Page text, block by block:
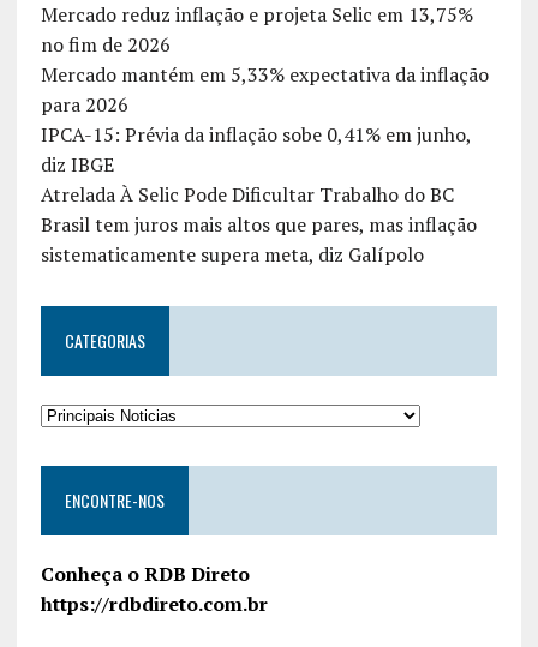
Mercado reduz inflação e projeta Selic em 13,75%
no fim de 2026
Mercado mantém em 5,33% expectativa da inflação
para 2026
IPCA-15: Prévia da inflação sobe 0,41% em junho,
diz IBGE
Atrelada À Selic Pode Dificultar Trabalho do BC
Brasil tem juros mais altos que pares, mas inflação
sistematicamente supera meta, diz Galípolo
CATEGORIAS
ENCONTRE-NOS
Conheça o RDB Direto
https://rdbdireto.com.br